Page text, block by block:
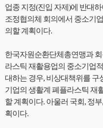
업종 지정(진입 자제)에 반대
조정협의체 회의에서 중소기
의할 계획이다.
한국자원순환단체총연맹과
라스틱 재활용업의 중소기업
대하는 경우, 비상대책위를 구
기업의 생활계 폐플라스틱 재
할 계획이다. 아울러 국회, 정
획이다.